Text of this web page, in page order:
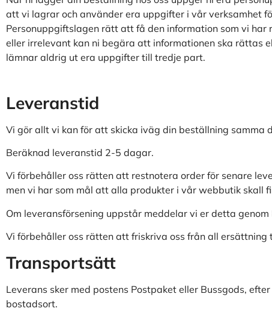
att vi lagrar och använder era uppgifter i vår verksamhet
Personuppgiftslagen rätt att få den information som vi
eller irrelevant kan ni begära att informationen ska rättas
lämnar aldrig ut era uppgifter till tredje part.
Leveranstid
Vi gör allt vi kan för att skicka iväg din beställning samma
Beräknad leveranstid 2-5 dagar.
Vi förbehåller oss rätten att restnotera order för senare
men vi har som mål att alla produkter i vår webbutik skall
Om leveransförsening uppstår meddelar vi er detta genom
Vi förbehåller oss rätten att friskriva oss från all
Transportsätt
Leverans sker med postens Postpaket eller Bussgods,
bostadsort.